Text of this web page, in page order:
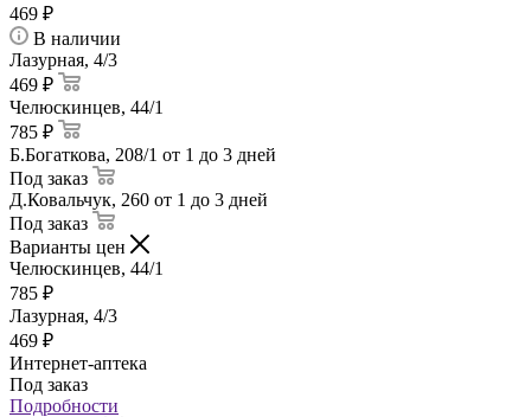
469 ₽
В наличии
Лазурная, 4/3
469 ₽
Челюскинцев, 44/1
785 ₽
Б.Богаткова, 208/1 от 1 до 3 дней
Под заказ
Д.Ковальчук, 260 от 1 до 3 дней
Под заказ
Варианты цен
Челюскинцев, 44/1
785 ₽
Лазурная, 4/3
469 ₽
Интернет-аптека
Под заказ
Подробности